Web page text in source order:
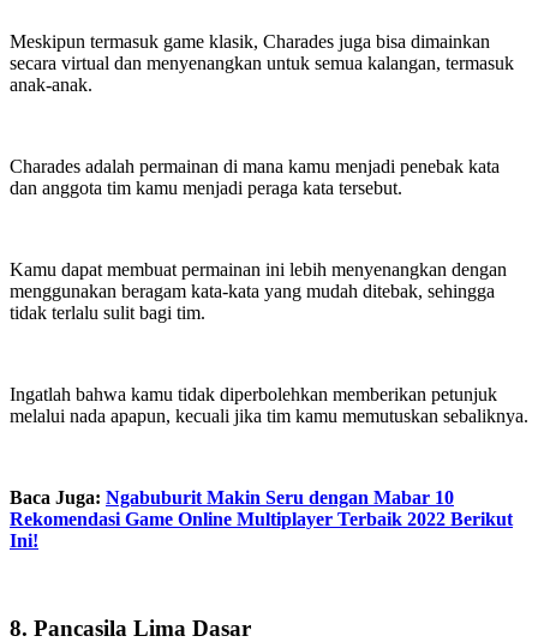
Meskipun termasuk game klasik, Charades juga bisa dimainkan
secara virtual dan menyenangkan untuk semua kalangan, termasuk
anak-anak.
Charades adalah permainan di mana kamu menjadi penebak kata
dan anggota tim kamu menjadi peraga kata tersebut.
Kamu dapat membuat permainan ini lebih menyenangkan dengan
menggunakan beragam kata-kata yang mudah ditebak, sehingga
tidak terlalu sulit bagi tim.
Ingatlah bahwa kamu tidak diperbolehkan memberikan petunjuk
melalui nada apapun, kecuali jika tim kamu memutuskan sebaliknya.
Baca Juga: Ngabuburit Makin Seru dengan Mabar 10
Rekomendasi Game Online Multiplayer Terbaik 2022 Berikut
Ini!
8. Pancasila Lima Dasar